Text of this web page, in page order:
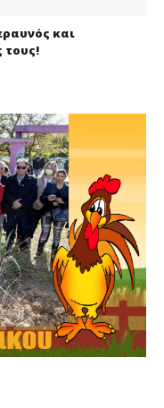
και
τους!